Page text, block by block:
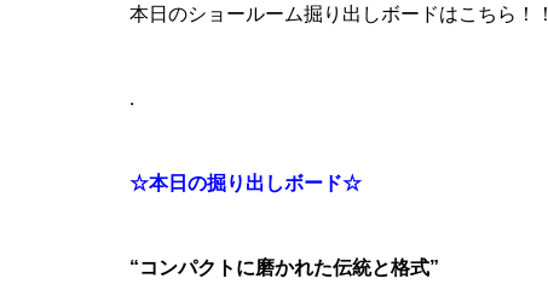
本日のショールーム掘り出しボードはこちら！！
.
☆本日の掘り出しボード☆
“コンパクトに磨かれた伝統と格式”